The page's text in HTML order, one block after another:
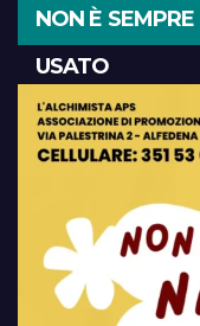
NON È
USATO